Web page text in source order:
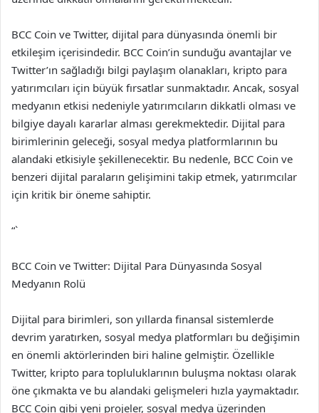
BCC Coin ve Twitter, dijital para dünyasında önemli bir
etkileşim içerisindedir. BCC Coin’in sunduğu avantajlar ve
Twitter’ın sağladığı bilgi paylaşım olanakları, kripto para
yatırımcıları için büyük fırsatlar sunmaktadır. Ancak, sosyal
medyanın etkisi nedeniyle yatırımcıların dikkatli olması ve
bilgiye dayalı kararlar alması gerekmektedir. Dijital para
birimlerinin geleceği, sosyal medya platformlarının bu
alandaki etkisiyle şekillenecektir. Bu nedenle, BCC Coin ve
benzeri dijital paraların gelişimini takip etmek, yatırımcılar
için kritik bir öneme sahiptir.
“`
BCC Coin ve Twitter: Dijital Para Dünyasında Sosyal
Medyanın Rolü
Dijital para birimleri, son yıllarda finansal sistemlerde
devrim yaratırken, sosyal medya platformları bu değişimin
en önemli aktörlerinden biri haline gelmiştir. Özellikle
Twitter, kripto para topluluklarının buluşma noktası olarak
öne çıkmakta ve bu alandaki gelişmeleri hızla yaymaktadır.
BCC Coin gibi yeni projeler, sosyal medya üzerinden